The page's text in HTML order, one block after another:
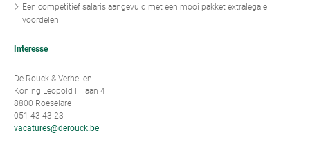
Een competitief salaris aangevuld met een mooi pakket extralegale
voordelen
Interesse
De Rouck & Verhellen
Koning Leopold III laan 4
8800 Roeselare
051 43 43 23
vacatures@derouck.be